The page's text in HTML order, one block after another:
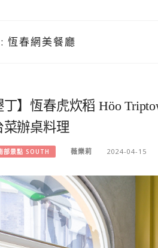
恆春網美餐廳
丁】恆春虎炊稻 Höo
菜辦桌料理
部景點 SOUTH 薇樂莉 2024-04-15